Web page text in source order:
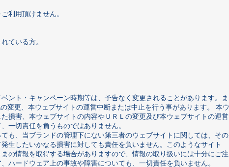
利用頂けません。
ている方。
ント・キャンペーン時期等は、予告なく変更されることがあります。ま
変更、本ウェブサイトの運営中断または中止を行う事があります。 本ウ
損害、本ウェブサイトの内容やＵＲＬの変更及び本ウェブサイトの運営
一切責任を負うものではありません。
も、当ブランドの管理下にない第三者のウェブサイトに関しては、その
生したいかなる損害に対しても責任を負いません。このようなサイト
の情報を取得する場合がありますので、情報の取り扱いには十分にご注
ハードウェア上の事故や障害についても、一切責任を負いません。